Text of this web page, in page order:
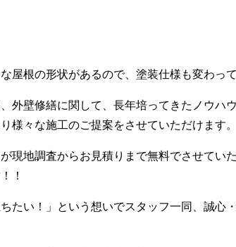
屋根の形状があるので、塗装仕様も変わって
外壁修繕に関して、長年培ってきたノウハ
様々な施工のご提案をさせていただけます。
現地調査からお見積りまで無料でさせてい
！
ちたい！」という想いでスタッフ一同、誠心